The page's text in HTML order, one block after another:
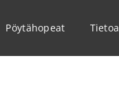
Pöytähopeat